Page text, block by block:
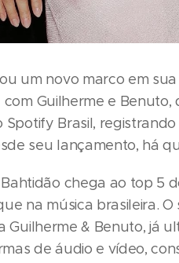
um novo marco em
Guilherme e Benuto,
Brasil,
seu lançamento, há
chega ao top 5
na música brasileira. O
& Benuto, já
de áudio e vídeo,